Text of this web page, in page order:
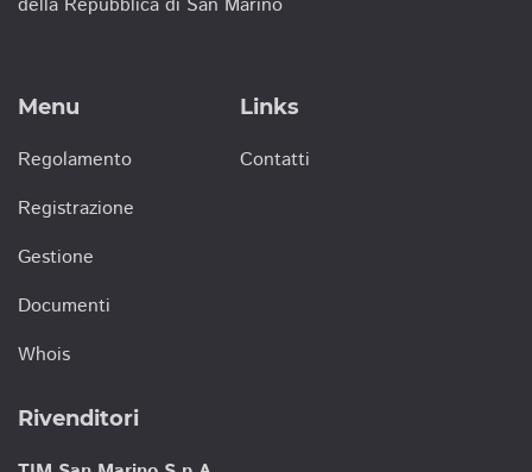
Menu
Regolamento
Registrazione
Gestione
Documenti
Whois
Links
Contatti
Rivenditori